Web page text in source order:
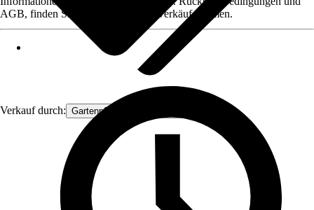
Verkauf durch: Gartenpflanzen Ammerland
AGB, finden Sie bei Klick auf den Verkäufernamen.